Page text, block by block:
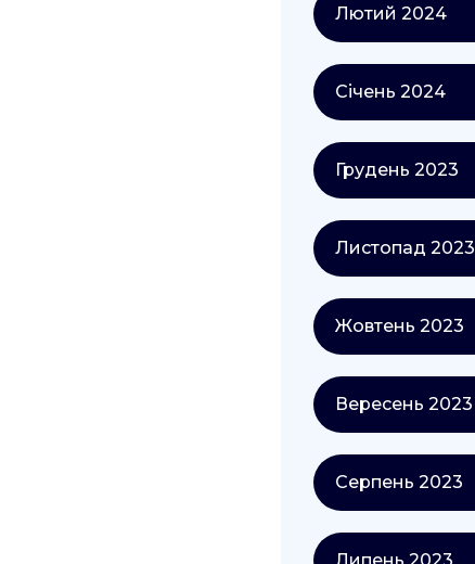
Лютий 2024
Січень 2024
Грудень 2023
Листопад 2023
Жовтень 2023
Вересень 2023
Серпень 2023